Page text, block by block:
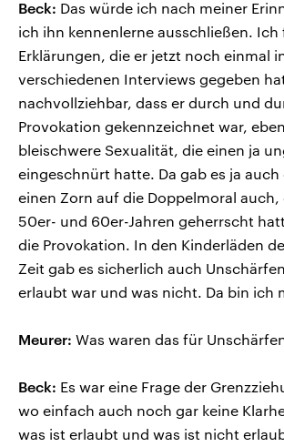
Beck: Das würde ich nach meiner
ich ihn kennenlerne ausschließen. Ich
Erklärungen, die er jetzt noch einmal
verschiedenen Interviews gegeben
nachvollziehbar, dass er durch und
Provokation gekennzeichnet war,
bleischwere Sexualität, die einen ja
eingeschnürt hatte. Da gab es ja auch
einen Zorn auf die Doppelmoral auch,
50er- und 60er-Jahren geherrscht
die Provokation. In den Kinderläden
Zeit gab es sicherlich auch
erlaubt war und was nicht. Da bin ich
Meurer: Was waren das für
Beck: Es war eine Frage der
wo einfach auch noch gar keine
was ist erlaubt und was ist nicht